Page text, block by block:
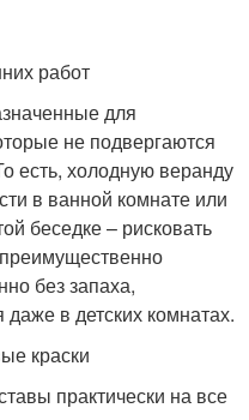
работ
для
не подвергаются
есть, холодную веранду
в ванной комнате или
беседке – рисковать
без запаха,
в детских комнатах.
краски
практически на все